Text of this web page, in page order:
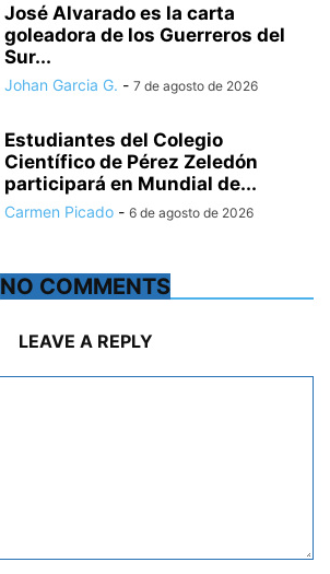
José Alvarado es la carta
goleadora de los Guerreros del
Sur...
Johan Garcia G. - 7 de agosto de 2026
Estudiantes del Colegio
Científico de Pérez Zeledón
participará en Mundial de...
Carmen Picado - 6 de agosto de 2026
NO COMMENTS
LEAVE A REPLY